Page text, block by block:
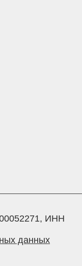
ИНН
данных